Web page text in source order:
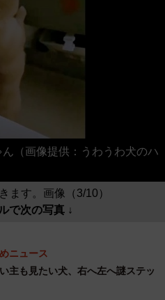
（画像提供：うわうわ犬のハ
ます。画像（3/10）
で次の写真 ↓
ニュース
主も見たい犬、右へ左へ謎ステッ